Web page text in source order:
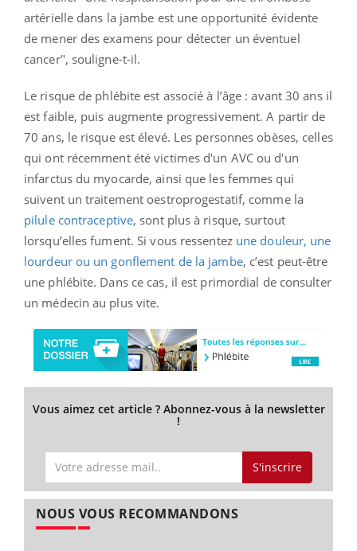
artérielle dans la jambe est une opportunité évidente
de mener des examens pour détecter un éventuel
cancer", souligne-t-il.
Le risque de phlébite est associé à l’âge : avant 30 ans il
est faible, puis augmente progressivement. A partir de
70 ans, le risque est élevé. Les personnes obèses, celles
qui ont récemment été victimes d'un AVC ou d'un
infarctus du myocarde, ainsi que les femmes qui
suivent un traitement oestroprogestatif, comme la
pilule contraceptive, sont plus à risque, surtout
lorsqu’elles fument. Si vous ressentez une douleur, une
lourdeur ou un gonflement de la jambe, c’est peut-être
une phlébite. Dans ce cas, il est primordial de consulter
un médecin au plus vite.
Vous aimez cet article ? Abonnez-vous à la newsletter
!
S'inscrire
NOUS VOUS RECOMMANDONS